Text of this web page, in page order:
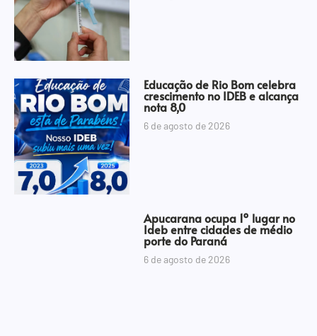
Educação de Rio Bom celebra
crescimento no IDEB e alcança
nota 8,0
6 de agosto de 2026
Apucarana ocupa 1º lugar no
Ideb entre cidades de médio
porte do Paraná
6 de agosto de 2026